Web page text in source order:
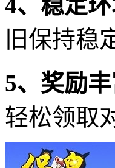
旧保持稳
5、奖励丰
轻松领取